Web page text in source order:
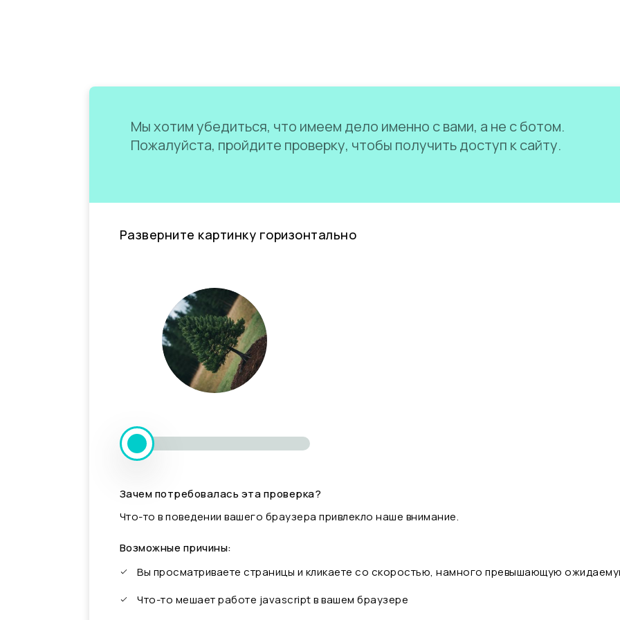
Мы хотим убедиться, что имеем дело именно с вами, а не с ботом.
Пожалуйста, пройдите проверку, чтобы получить доступ к сайту.
Разверните картинку горизонтально
Зачем потребовалась эта проверка?
Что-то в поведении вашего браузера привлекло наше внимание.
Возможные причины:
Вы просматриваете страницы и кликаете со скоростью, намного превышающую
Что-то мешает работе javascript в вашем браузере